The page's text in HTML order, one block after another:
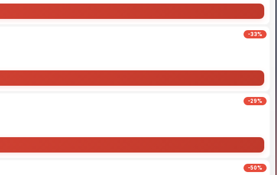
-33%
-29%
-50%